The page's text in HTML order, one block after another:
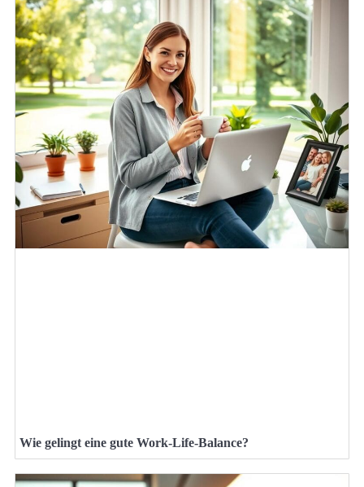
Wie gelingt eine gute Work-Life-Balance?